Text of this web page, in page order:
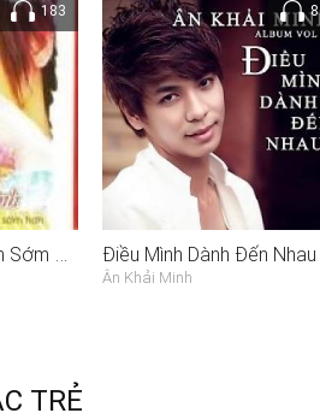
183
Ước Gì Anh Gặp Em Sớm Hơn Điều Mình Dành Đến Nhau
Ân Khải Minh
TRẺ